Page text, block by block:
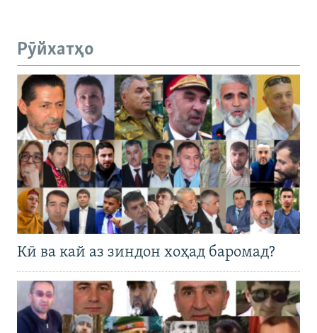
Рӯйхатҳо
Кӣ ва кай аз зиндон хоҳад баромад?